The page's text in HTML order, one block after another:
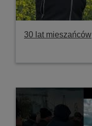
30 lat mieszańców